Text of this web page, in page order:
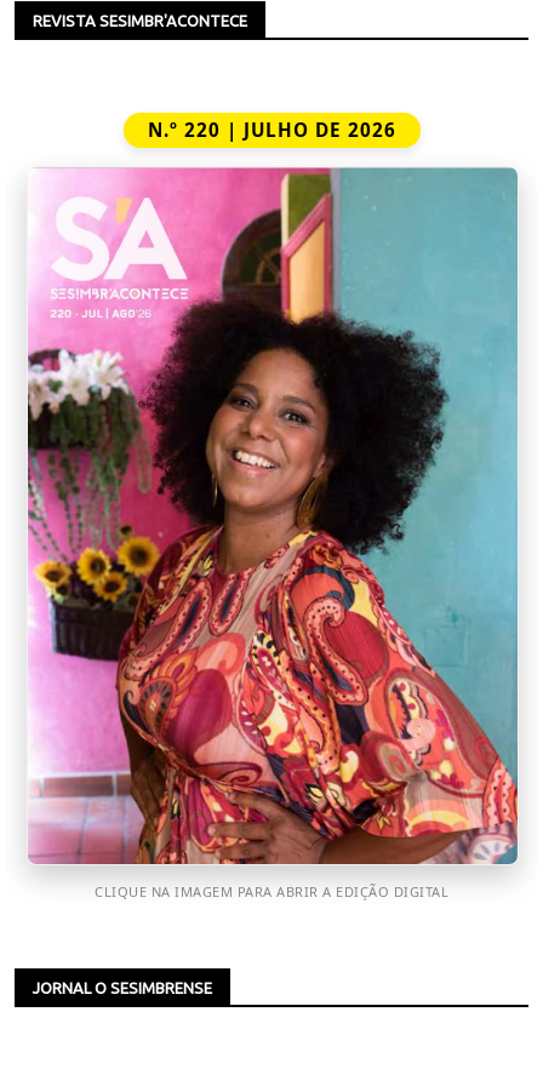
REVISTA SESIMBR'ACONTECE
N.º 220 | JULHO DE 2026
CLIQUE NA IMAGEM PARA ABRIR A EDIÇÃO DIGITAL
JORNAL O SESIMBRENSE